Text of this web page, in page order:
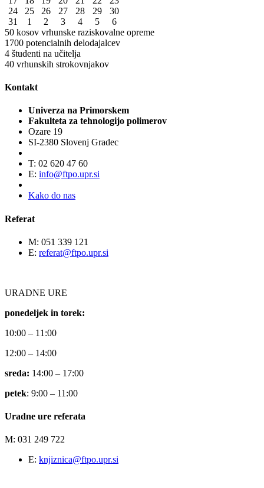
24
25 26 27 28 29
30
31
1 2 3 4 5
6
50 kosov vrhunske raziskovalne opreme
1700 potencialnih delodajalcev
4 študenti na učitelja
40 vrhunskih strokovnjakov
Kontakt
Univerza na Primorskem
Fakulteta za tehnologijo polimerov
Ozare 19
SI-2380 Slovenj Gradec
T: 02 620 47 60
E: info@ftpo.upr.si
Kako do nas
Referat
M: 051 339 121
E: referat@ftpo.upr.si
URADNE URE
ponedeljek in torek:
10:00 – 11:00
12:00 – 14:00
sreda: 14:00 – 17:00
petek: 9:00 – 11:00
Uradne ure referata
M: 031 249 722
E: knjiznica@ftpo.upr.si